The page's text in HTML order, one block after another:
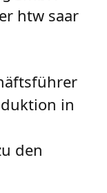
htw saar
in
den